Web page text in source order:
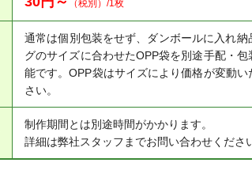
（税別）/1枚
通常は個別包装をせず、ダンボールに入れ納
グのサイズに合わせたOPP袋を別途手配・
能です。OPP袋はサイズにより価格が変動
さい。
制作期間とは別途時間がかかります。
詳細は弊社スタッフまでお問い合わせくださ